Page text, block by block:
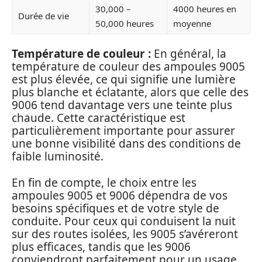
Durée de vie
30,000 –
50,000 heures
4000 heures en
moyenne
Température de couleur : En général, la
température de couleur des ampoules 9005
est plus élevée, ce qui signifie une lumière
plus blanche et éclatante, alors que celle des
9006 tend davantage vers une teinte plus
chaude. Cette caractéristique est
particulièrement importante pour assurer
une bonne visibilité dans des conditions de
faible luminosité.
En fin de compte, le choix entre les
ampoules 9005 et 9006 dépendra de vos
besoins spécifiques et de votre style de
conduite. Pour ceux qui conduisent la nuit
sur des routes isolées, les 9005 s’avéreront
plus efficaces, tandis que les 9006